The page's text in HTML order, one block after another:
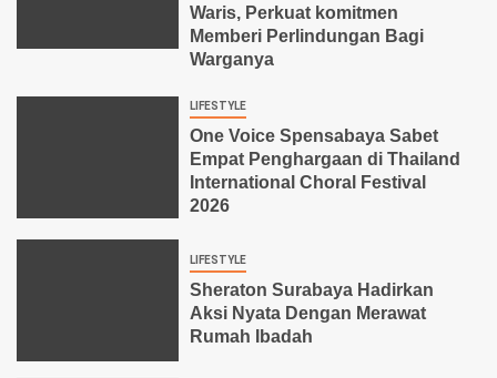
Waris, Perkuat komitmen
Memberi Perlindungan Bagi
Warganya
LIFESTYLE
One Voice Spensabaya Sabet
Empat Penghargaan di Thailand
International Choral Festival
2026
LIFESTYLE
Sheraton Surabaya Hadirkan
Aksi Nyata Dengan Merawat
Rumah Ibadah